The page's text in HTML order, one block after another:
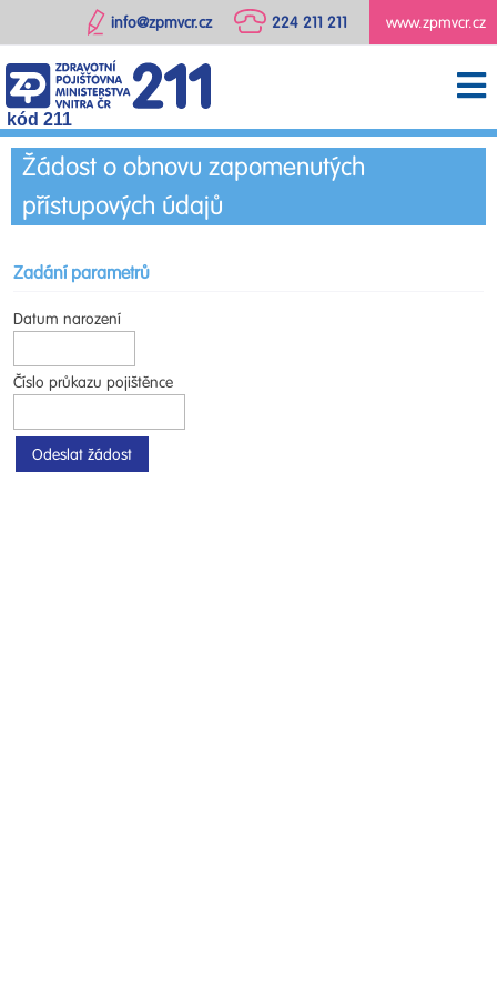
www.zpmvcr.cz
224 211 211
info@zpmvcr.cz
kód 211
Žádost o obnovu zapomenutých
přístupových údajů
Zadání parametrů
Datum narození
Číslo průkazu pojištěnce